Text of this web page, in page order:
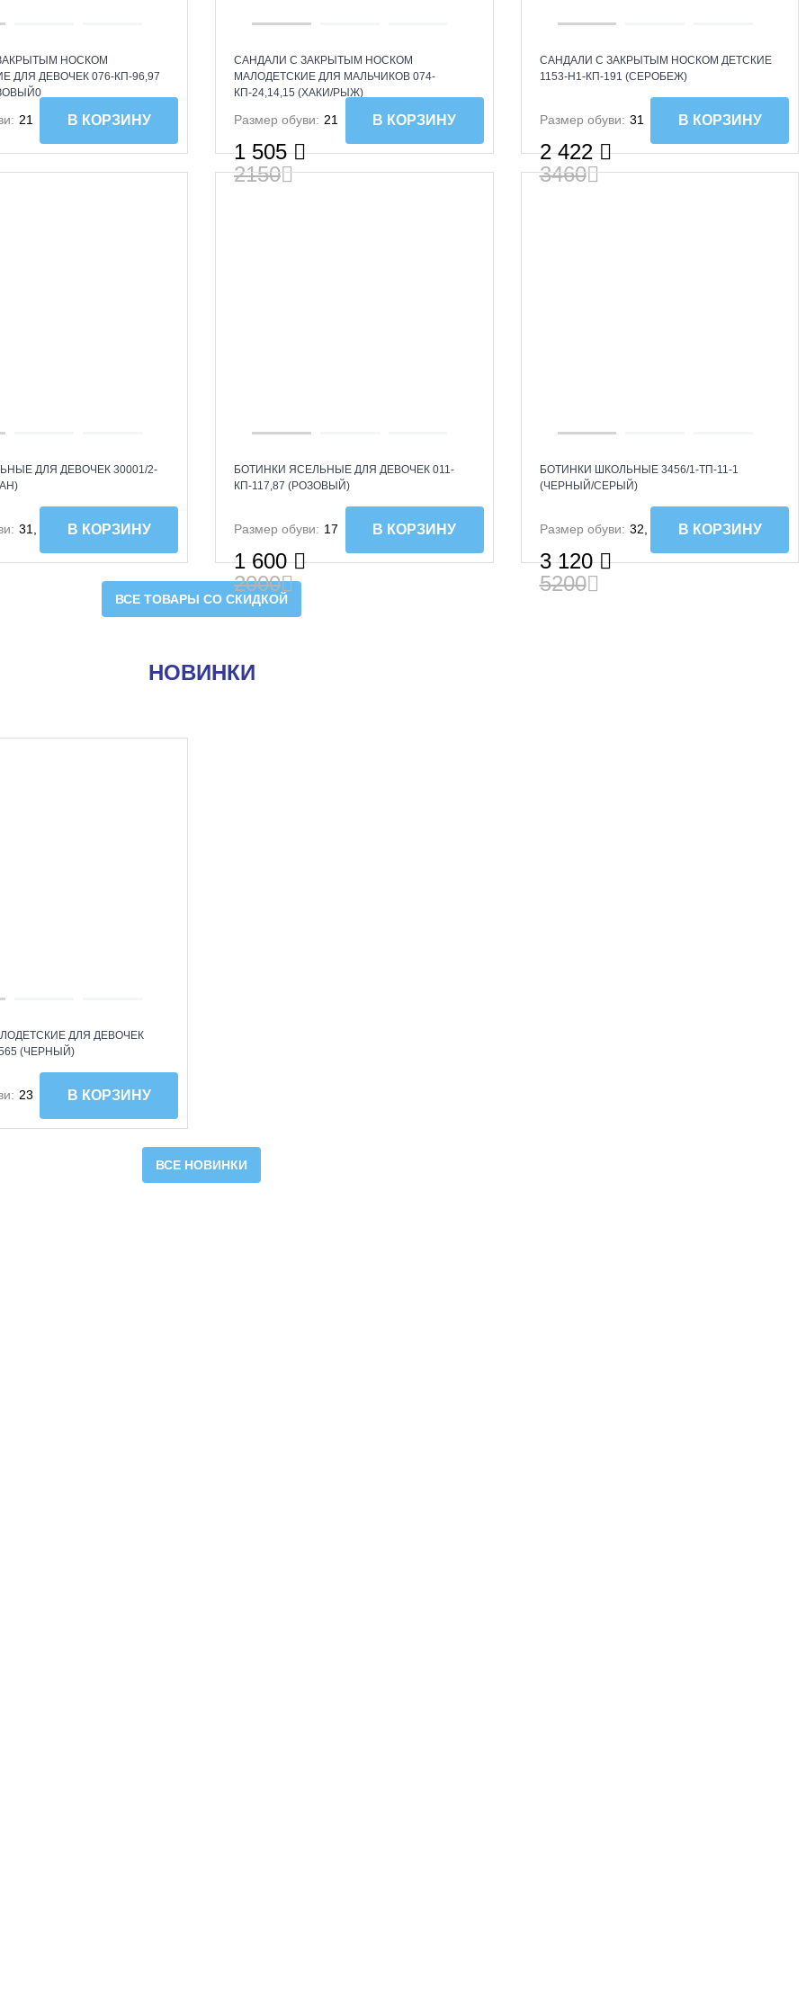
НОСКОМ
ДЛЯ ДЕВОЧЕК 076-КП-96,97
21 В КОРЗИНУ
САНДАЛИ С ЗАКРЫТЫМ НОСКОМ
МАЛОДЕТСКИЕ ДЛЯ МАЛЬЧИКОВ 074-
КП-24,14,15 (ХАКИ/РЫЖ)
Размер обуви: 21
1 505
2150
В КОРЗИНУ
САНДАЛИ С ЗАКРЫТЫМ НОСКОМ ДЕТСКИЕ
1153-H1-КП-191 (СЕРОБЕЖ)
Размер обуви: 31
2 422
3460
В КОРЗИНУ
ДЛЯ ДЕВОЧЕК 30001/2-
31, 36 В КОРЗИНУ
БОТИНКИ ЯСЕЛЬНЫЕ ДЛЯ ДЕВОЧЕК 011-
КП-117,87 (РОЗОВЫЙ)
Размер обуви: 17
1 600
2000
В КОРЗИНУ
БОТИНКИ ШКОЛЬНЫЕ 3456/1-ТП-11-1
(ЧЕРНЫЙ/СЕРЫЙ)
Размер обуви: 32, 30
3 120
5200
В КОРЗИНУ
ВСЕ ТОВАРЫ СО СКИДКОЙ
НОВИНКИ
ДЛЯ ДЕВОЧЕК
(ЧЕРНЫЙ)
23 В КОРЗИНУ
ВСЕ НОВИНКИ